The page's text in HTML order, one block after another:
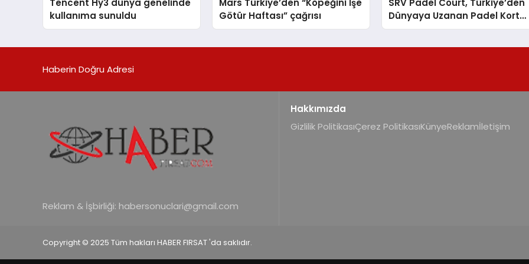
Tencent Hy3 dünya genelinde
kullanıma sunuldu
Mars Türkiye’den “Köpeğini İşe
Götür Haftası” çağrısı
SRV Padel Court, Türkiye’den
Dünyaya Uzanan Padel Kort
Üretiminde Güvenin Adresi
Haberin Doğru Adresi
Reklam & İşbirliği: habersonuclari@gmail.com
Hakkımızda
Gizlilik PolitikasıÇerez PolitikasıKünyeReklamİletişim
Copyright © 2025 Tüm hakları HABER FIRSAT 'da saklıdır.